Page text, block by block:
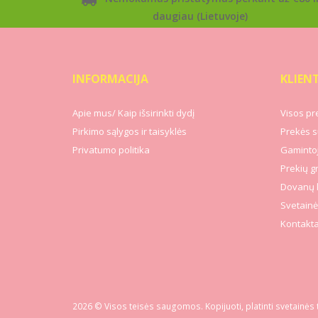
daugiau (Lietuvoje)
INFORMACIJA
Apie mus/ Kaip išsirinkti dydį
Pirkimo sąlygos ir taisyklės
Privatumo politika
Visos
Prekės
Prekių
Dovanų
2026 © Visos teisės saugomos. Kopijuoti, platinti